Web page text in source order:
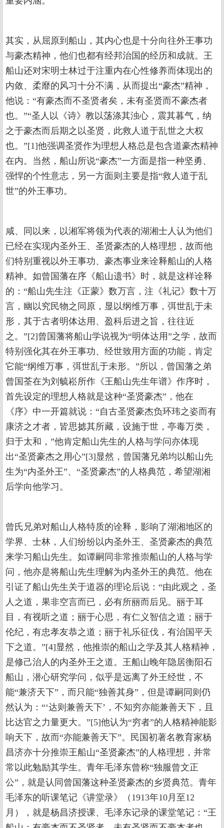
其实，从屈原到船山，其内心也是十分向往外王事功
与豪杰精神，他们也都有经邦治国的经历和成就。王
船山还对宋明士林过于注重内在心性修养而体现出的
内敛、柔靡的风习十分不满，从而提出“豪杰”精神，
他说：“有豪杰而不圣贤者矣，未有圣贤而不豪杰者
也。”“圣人以《诗》教以荡涤其浊心，震其暮气，纳
之于豪杰而后期之以圣贤，此救人道于乱世之大权
也。”[1]他强调圣贤作为理想人格总是包含道豪杰精神
在内。当然，船山所说“豪杰”一方面是指一种坚勇、
强悍的个性意志，另一方面则主要是指“救人道于乱
世”的外王事功。
咸、同以来，以湘军将领为代表的湖湘士人认为他们
已经在实现内圣外王、圣贤豪杰的人格理想，故而他
们特别重视以外王事功、豪杰事业来诠释船山的人格
精神。如曾国藩在序《船山遗书》时，就是这样诠释
的：“船山先生注《正蒙》数万言，注《礼记》数十万
言，幽以究民物之同原，显以纲维万事，弭世乱于未
形，其于古者明体达用、盈科后进之旨，往往近
之。”[2]曾国藩将船山学说视为“明体达用”之学，故而
特别强化其在外王事功、经世致用方面的功能，肯定
它能“纲维万事，弭世乱于未形。”所以，曾国藩之弟
曾国荃在为刘毓崧所作《王船山先生年谱》作序时，
首先设定的理想人格就是这种“圣贤豪杰”，他在
《序》中一开篇就说：“自古圣贤豪杰负环玮之姿而有
康济之才者，皆思摅其所藏，设施于世，亭毒万类，
归于太和，”他肯定船山先生的人格与学问亦体现
出“圣贤豪杰之用心”[3]显然，曾国藩兄弟均以船山先
生为“内圣外王”、“圣贤豪杰”的人格典范，希望湖湘
后学向他学习。
曾氏兄弟对船山人格特质的诠释，影响了湖湘地区的
学界、士林，人们纷纷以内圣外王、圣贤豪杰的典范
来学习船山先生。如谭嗣同非常推崇船山的人格与学
问，他亦是将船山先生理解为内圣外王的典范。他在
引证了船山先生关于道器的理论后说：“由此观之，圣
人之道，果非空言而已，必有所丽而后见。丽于耳
目，有视听之道；丽于心思，有仁义智信之道；丽于
伦纪，有忠孝友恭之道；丽于礼乐征伐，有治国平天
下之道。”[4]显然，他推崇的船山之学及其人格精神，
是修己治人的内圣外王之道。王船山晚年隐居衡阳石
船山，潜心研究学问，似乎是远离了外王经世，不
能“兼济天下”，而只能“独善其身”，但是谭嗣同则仍
然认为：“‘达则兼善天下’，不知穷亦能兼善天下，且
比达官之力量更大。”[5]他认为“穷者”的人格精神能影
响天下，故而“亦能兼善天下”。民国初著名教育家杨
昌济亦十分推崇王船山“圣贤豪杰”的人格理想，并常
常以此勉励其学生。青年毛泽东曾称“独服曾文正
公”，就是认同曾国藩这种圣贤豪杰的乡贤典范。青年
毛泽东的听课笔记《讲堂录》（1913年10月至12
月），就是杨昌济授课、毛泽东记录的课堂笔记：“王